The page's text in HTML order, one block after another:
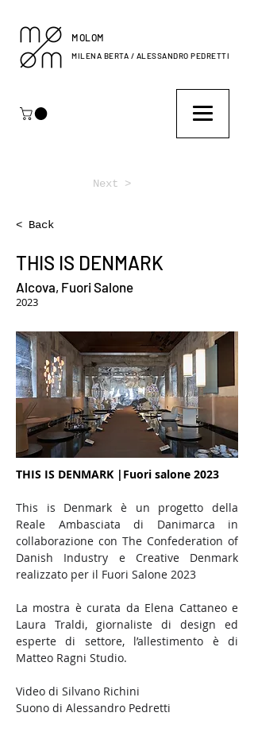
MOLOM
MILENA BERTA / ALESSANDRO PEDRETTI
Next >
< Back
THIS IS DENMARK
Alcova, Fuori Salone
2023
THIS IS DENMARK |Fuori salone 2023
This is Denmark è un progetto della
Reale Ambasciata di Danimarca in
collaborazione con The Confederation of
Danish Industry e Creative Denmark
realizzato per il Fuori Salone 2023
La mostra è curata da Elena Cattaneo e
Laura Traldi, giornaliste di design ed
esperte di settore, l’allestimento è di
Matteo Ragni Studio.
Video di Silvano Richini
Suono di Alessandro Pedretti